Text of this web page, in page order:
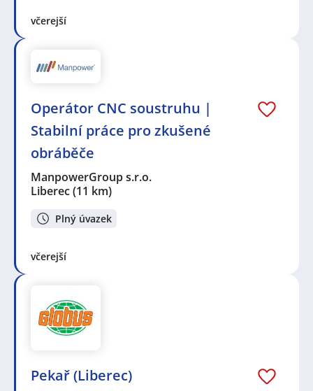
včerejší
Operátor CNC soustruhu |
Stabilní práce pro zkušené
obráběče
ManpowerGroup s.r.o.
Liberec(11 km)
Plný úvazek
včerejší
Pekař (Liberec)